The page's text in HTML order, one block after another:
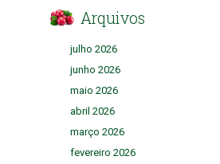
Arquivos
julho 2026
junho 2026
maio 2026
abril 2026
março 2026
fevereiro 2026